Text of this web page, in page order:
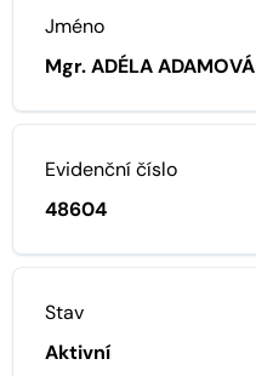
Jméno
Mgr. ADÉLA ADAMOVÁ
Evidenční číslo
48604
Stav
Aktivní